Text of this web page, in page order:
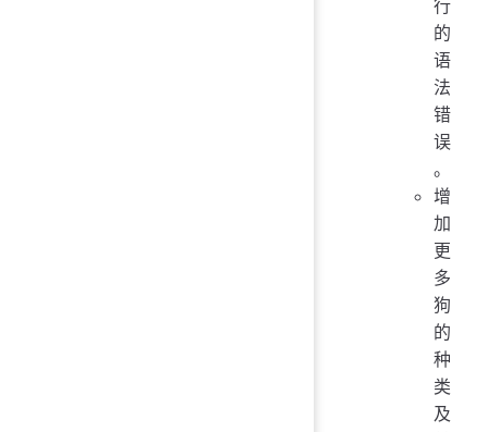
行
的
语
法
错
误
。
增
加
更
多
狗
的
种
类
及